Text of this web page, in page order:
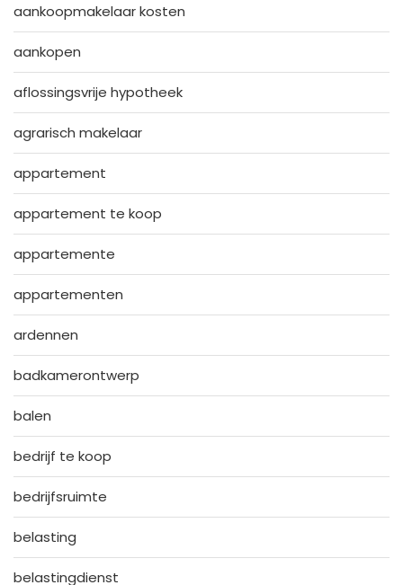
aankoopmakelaar kosten
aankopen
aflossingsvrije hypotheek
agrarisch makelaar
appartement
appartement te koop
appartemente
appartementen
ardennen
badkamerontwerp
balen
bedrijf te koop
bedrijfsruimte
belasting
belastingdienst